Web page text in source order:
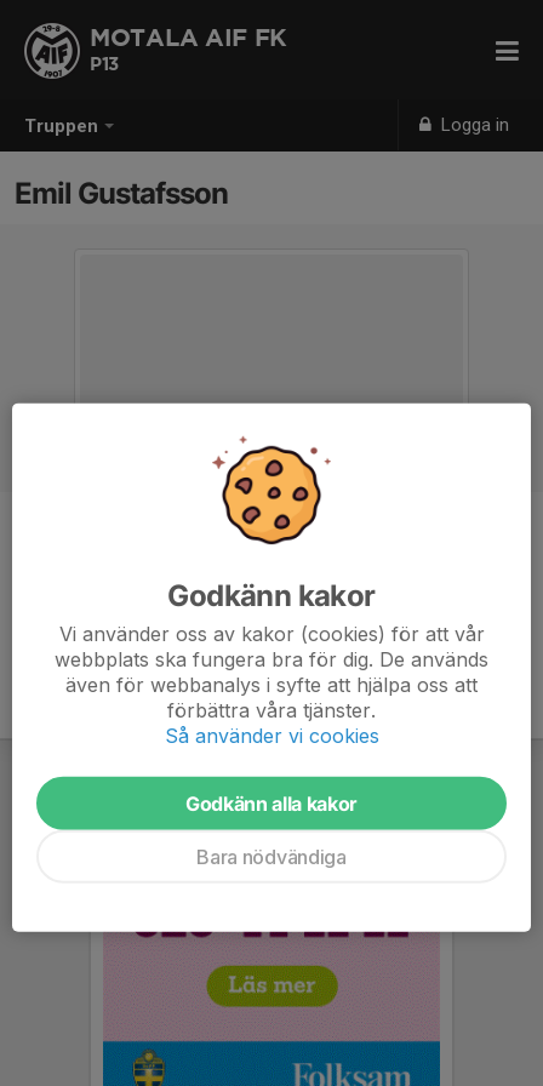
Truppen Logga in
MOTALA AIF FK
P13
Emil Gustafsson
Tränare
Godkänn kakor
Vi använder oss av kakor (cookies) för att vår
webbplats ska fungera bra för dig. De används
även för webbanalys i syfte att hjälpa oss att
förbättra våra tjänster.
Så använder vi cookies
Godkänn alla kakor
Bara nödvändiga